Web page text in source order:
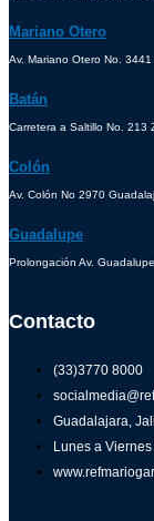
Mariano Otero
Av. Mariano Otero No.
Batán
Carretera a Saltillo No. 213
Colón
Av. Colón No 2970
Guadalupe
Prolongación Av.
Contacto
(33)3770 8000
Guadalajara,
Lunes a